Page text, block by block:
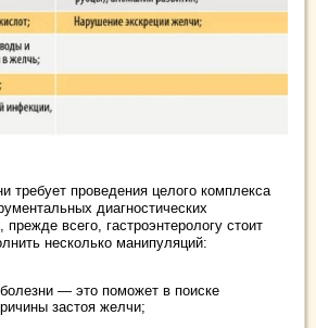
требует проведения целого комплекса
диагностических
всего, гастроэнтерологу стоит
несколько манипуляций:
— это поможет в поиске
застоя желчи;